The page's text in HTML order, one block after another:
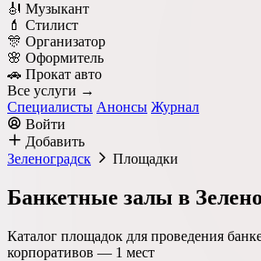
🎻 Музыкант
💄 Стилист
🎊 Организатор
🌸 Оформитель
🚗 Прокат авто
Все услуги →
Специалисты Анонсы Журнал
Войти
Добавить
Зеленоградск
Площадки
Банкетные залы в
Каталог площадок для проведения
корпоративов — 1 мест